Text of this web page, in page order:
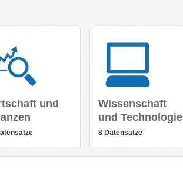
und
Wissenschaft
und Technologie
8 Datensätze